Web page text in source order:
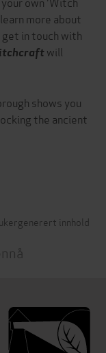
more about
in touch with
will
shows you
the ancient
innhold